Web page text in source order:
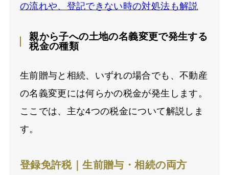
の流れや、登記できない時の対処法も解説
親から子への土地の名義変更で発生する
税金の種類
生前贈与と相続、いずれの場合でも、不動産
の名義変更には何らかの税金が発生します。
ここでは、主な4つの税金について解説しま
す。
登録免許税｜生前贈与・相続の両方